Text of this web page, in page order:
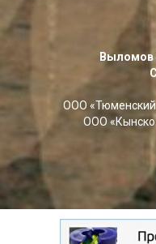
Выломов
ООО «Тюменский
ООО